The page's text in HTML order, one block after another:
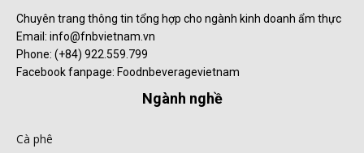
Chuyên trang thông tin tổng hợp cho ngành kinh doanh ẩm thực
Email: info@fnbvietnam.vn
Phone: (+84) 922.559.799
Facebook fanpage: Foodnbeveragevietnam
Ngành nghề
Cà phê